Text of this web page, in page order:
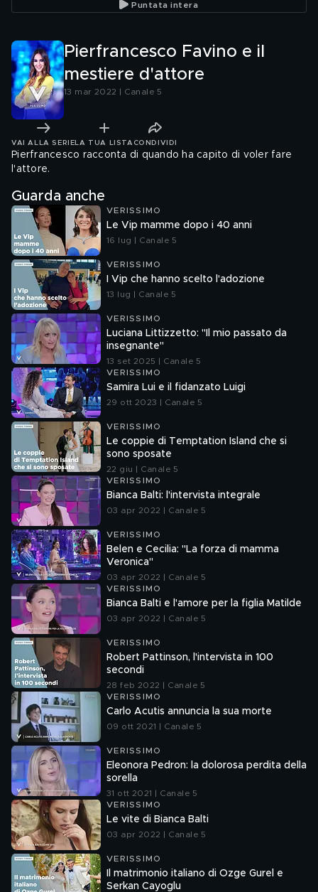
Puntata intera
Pierfrancesco Favino e il
mestiere d'attore
13 mar 2022 | Canale 5
VAI ALLA SERIE LA TUA LISTA CONDIVIDI
Pierfrancesco racconta di quando ha capito di voler fare
l'attore.
Guarda anche
VERISSIMO
Le Vip mamme dopo i 40 anni
16 lug | Canale 5
VERISSIMO
I Vip che hanno scelto l'adozione
13 lug | Canale 5
VERISSIMO
Luciana Littizzetto: "Il mio passato da
insegnante"
13 set 2025 | Canale 5
VERISSIMO
Samira Lui e il fidanzato Luigi
29 ott 2023 | Canale 5
VERISSIMO
Le coppie di Temptation Island che si
sono sposate
22 giu | Canale 5
VERISSIMO
Bianca Balti: l'intervista integrale
03 apr 2022 | Canale 5
VERISSIMO
Belen e Cecilia: "La forza di mamma
Veronica"
03 apr 2022 | Canale 5
VERISSIMO
Bianca Balti e l'amore per la figlia Matilde
03 apr 2022 | Canale 5
VERISSIMO
Robert Pattinson, l'intervista in 100
secondi
28 feb 2022 | Canale 5
VERISSIMO
Carlo Acutis annuncia la sua morte
09 ott 2021 | Canale 5
VERISSIMO
Eleonora Pedron: la dolorosa perdita della
sorella
31 ott 2021 | Canale 5
VERISSIMO
Le vite di Bianca Balti
03 apr 2022 | Canale 5
VERISSIMO
Il matrimonio italiano di Ozge Gurel e
Serkan Cayoglu